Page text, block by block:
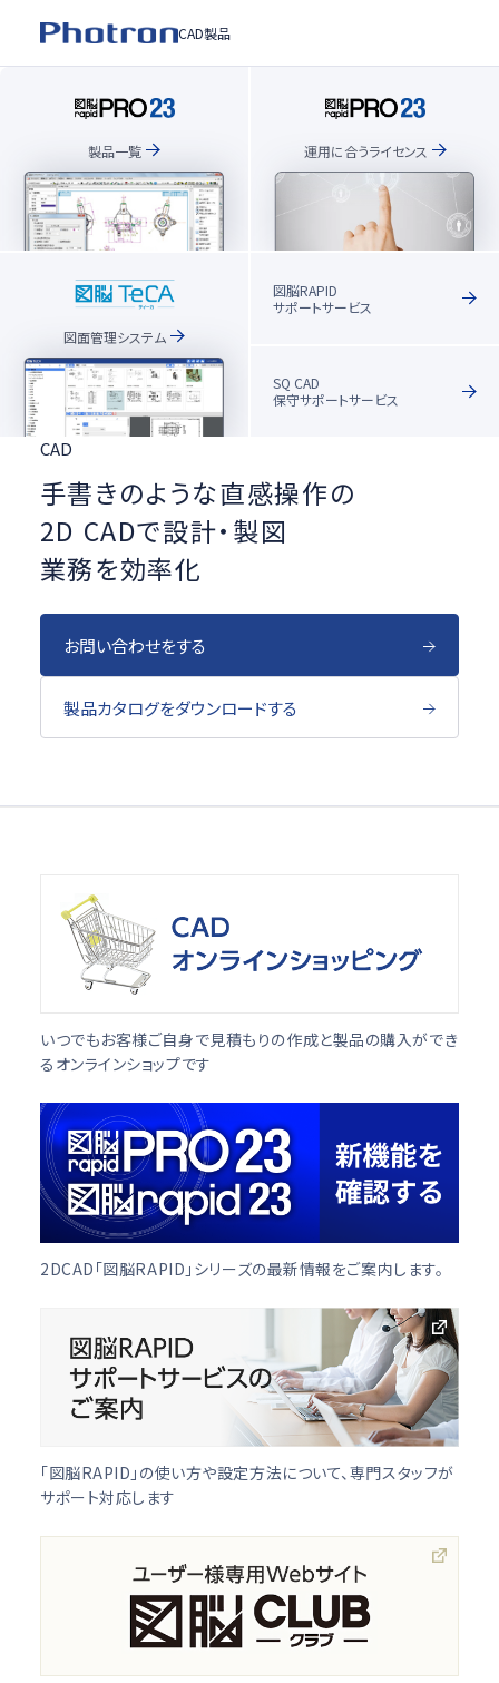
CAD製品
CAD
手書きのような直感操作の
2D CADで設計・製図
業務を効率化
お問い合わせをする
製品カタログをダウンロードする
製品一覧 運用に合うライセンス
図面管理システム
図脳RAPID
サポートサービス
SQ CAD
保守サポートサービス
いつでもお客様ご自身で見積もりの作成と製品の購入ができ
るオンラインショップです
2DCAD「図脳RAPID」シリーズの最新情報をご案内します。
「図脳RAPID」の使い方や設定方法について、専門スタッフが
サポート対応します